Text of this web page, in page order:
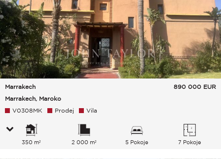
Marrakech
Marrakech, Maroko
890 000 EUR
V0308MK Prodej Vila
350 m² 2 000 m² 5 Pokoje 7 Pokoje